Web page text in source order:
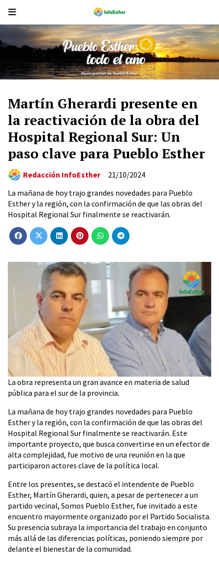
Martín Gherardi presente en
la reactivación de la obra del
Hospital Regional Sur: Un
paso clave para Pueblo Esther
La mañana de hoy trajo grandes novedades para Pueblo
Esther y la región, con la confirmación de que las obras del
Hospital Regional Sur finalmente se reactivarán.
21/10/2024
Redacción InfoEsther
La obra representa un gran avance en materia de salud
pública para el sur de la provincia.
La mañana de hoy trajo grandes novedades para Pueblo
Esther y la región, con la confirmación de que las obras del
Hospital Regional Sur finalmente se reactivarán. Este
importante proyecto, que busca convertirse en un efector de
alta complejidad, fue motivo de una reunión en la que
participaron actores clave de la política local.
Entre los presentes, se destacó el intendente de Pueblo
Esther, Martín Gherardi, quien, a pesar de pertenecer a un
partido vecinal, Somos Pueblo Esther, fue invitado a este
encuentro mayormente organizado por el Partido Socialista.
Su presencia subraya la importancia del trabajo en conjunto
más allá de las diferencias políticas, poniendo siempre por
delante el bienestar de la comunidad.